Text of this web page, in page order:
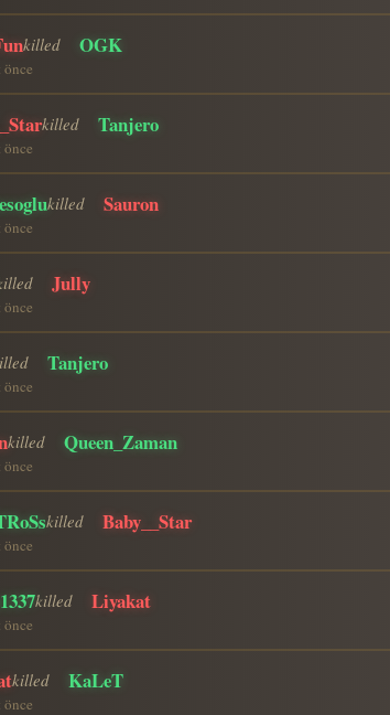
killed OGK
önce
killed Tanjero
önce
killed Sauron
önce
Jully
önce
Tanjero
önce
killed Queen_Zaman
önce
killed Baby__Star
önce
killed Liyakat
önce
killed KaLeT
önce